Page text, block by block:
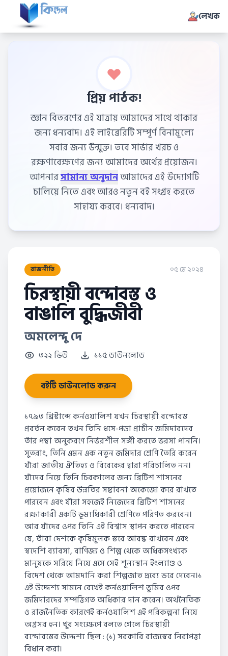
লেখক
প্রিয় পাঠক!
জ্ঞান বিতরণের এই যাত্রায় আমাদের সাথে থাকার
জন্য ধন্যবাদ। এই লাইব্রেরিটি সম্পূর্ণ বিনামূল্যে
সবার জন্য উন্মুক্ত। তবে সার্ভার খরচ ও
রক্ষণাবেক্ষণের জন্য আমাদের অর্থের প্রয়োজন।
আপনার
সামান্য অনুদানআমাদের এই উদ্যোগটি
চালিয়ে নিতে এবং আরও নতুন বই সংগ্রহ করতে
সাহায্য করবে। ধন্যবাদ।
রাজনীতি ০৫ মে ২০২৪
চিরস্থায়ী বন্দোবস্ত ও
বাঙালি বুদ্ধিজীবী
অমলেন্দু দে
৩২২ ভিউ ১১৫ ডাউনলোড
বইটি ডাউনলোড করুন
১৭৯৩ খ্রিস্টাব্দে কর্নওয়ালিশ যখন চিরস্থায়ী বন্দোবস্ত
প্রবর্তন করেন তখন তিনি ধসে-পড়া প্রাচীন জমিদারদের
তাঁর পন্থা অনুকরণে নির্ভরশীল সঙ্গী করতে ভরসা পাননি।
সুতরাং, তিনি এমন এক নতুন জমিদার শ্রেণি তৈরি করেন
যাঁরা জাতীয় ঐতিহ্য ও বিবেকের দ্বারা পরিচালিত নন।
যাঁদের নিয়ে তিনি চিরকালের জন্য ব্রিটিশ শাসনের
প্রয়োজনে কৃষির উন্নতির সম্ভাবনা অকেজো করে রাখতে
পারবেন এবং যাঁরা সহজেই নিজেদের ব্রিটিশ শাসনের
রক্ষাকারী একটি ভূম্যধিকারী শ্রেণিতে পরিণত করবেন।
আর যাঁদের ওপর তিনি এই বিশ্বাস স্থাপন করতে পারবেন
যে, তাঁরা দেশকে কৃষিমূলক স্তরে আবদ্ধ রাখবেন এবং
স্বদেশি ব্যাবসা, বাণিজ্য ও শিল্প থেকে অধিকসংখ্যক
মানুষকে সরিয়ে নিয়ে এসে সেই শূন্যস্থান ইংল্যাণ্ড ও
বিদেশ থেকে আমদানি করা শিল্পজাত দ্রব্যে ভরে দেবেন।১
এই উদ্দেশ্য সামনে রেখেই কর্নওয়ালিশ ভূমির ওপর
জমিদারদের সম্পত্তিগত অধিকার দান করেন। অর্থনৈতিক
ও রাজনৈতিক কারণেই কর্নওয়ালিশ এই পরিকল্পনা নিয়ে
অগ্রসর হন। খুব সংক্ষেপে বলতে গেলে চিরস্থায়ী
বন্দোবস্তের উদ্দেশ্য ছিল : (১) সরকারি রাজস্বের নিরাপত্তা
বিধান করা।